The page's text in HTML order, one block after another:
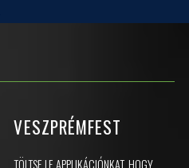
VESZPRÉMFEST
TÖLTSE LE APPLIKÁCIÓNKAT, HOGY